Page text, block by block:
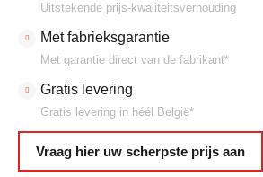
Uitstekende prijs-kwaliteitsverhouding
Met fabrieksgarantie
Met garantie direct van de fabrikant*
Gratis levering
Gratis levering in héél België*
Vraag hier uw scherpste prijs aan